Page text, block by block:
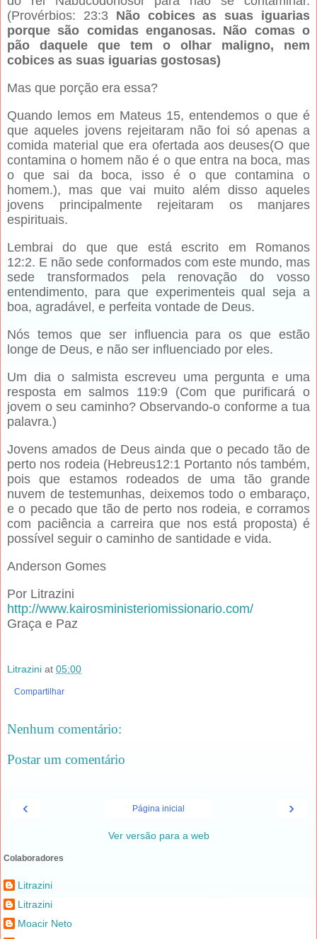
(Provérbios: 23:3 Não cobices as suas iguarias
porque são comidas enganosas. Não comas o
pão daquele que tem o olhar maligno, nem
cobices as suas iguarias gostosas)
Mas que porção era essa?
Quando lemos em Mateus 15, entendemos o que é
que aqueles jovens rejeitaram não foi só apenas a
comida material que era ofertada aos deuses(O que
contamina o homem não é o que entra na boca, mas
o que sai da boca, isso é o que contamina o
homem.), mas que vai muito além disso aqueles
jovens principalmente rejeitaram os manjares
espirituais.
Lembrai do que que está escrito em Romanos
12:2. E não sede conformados com este mundo, mas
sede transformados pela renovação do vosso
entendimento, para que experimenteis qual seja a
boa, agradável, e perfeita vontade de Deus.
Nós temos que ser influencia para os que estão
longe de Deus, e não ser influenciado por eles.
Um dia o salmista escreveu uma pergunta e uma
resposta em salmos 119:9 (Com que purificará o
jovem o seu caminho? Observando-o conforme a tua
palavra.)
Jovens amados de Deus ainda que o pecado tão de
perto nos rodeia (Hebreus12:1 Portanto nós também,
pois que estamos rodeados de uma tão grande
nuvem de testemunhas, deixemos todo o embaraço,
e o pecado que tão de perto nos rodeia, e corramos
com paciência a carreira que nos está proposta) é
possível seguir o caminho de santidade e vida.
Anderson Gomes
Por Litrazini
http://www.kairosministeriomissionario.com/
Graça e Paz
Litrazini at 05:00
Compartilhar
Nenhum comentário:
Postar um comentário
‹ ›
Página inicial
Ver versão para a web
Colaboradores
Litrazini
Litrazini
Moacir Neto